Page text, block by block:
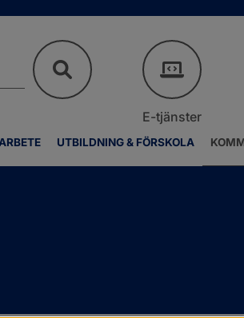
UTBILDNING & FÖRSKOLA
E-tjänster